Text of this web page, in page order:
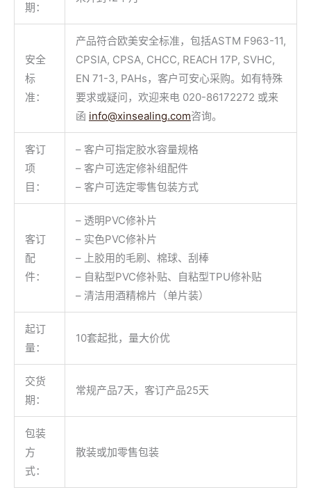
期：
安全
标
准：
产品符合欧美安全标准，包括ASTM F963-11,
CPSIA, CPSA, CHCC, REACH 17P, SVHC,
EN 71-3, PAHs，客户可安心采购。如有特殊
要求或疑问，欢迎来电 020-86172272 或来
函 info@xinsealing.com咨询。
客订
项
目：
– 客户可指定胶水容量规格
– 客户可选定修补组配件
– 客户可选定零售包装方式
客订
配
件：
– 透明PVC修补片
– 实色PVC修补片
– 上胶用的毛刷、棉球、刮棒
– 自粘型PVC修补贴、自粘型TPU修补贴
– 清洁用酒精棉片（单片装）
起订
量：
10套起批，量大价优
交货
期：
常规产品7天，客订产品25天
包装
方
式：
散装或加零售包装